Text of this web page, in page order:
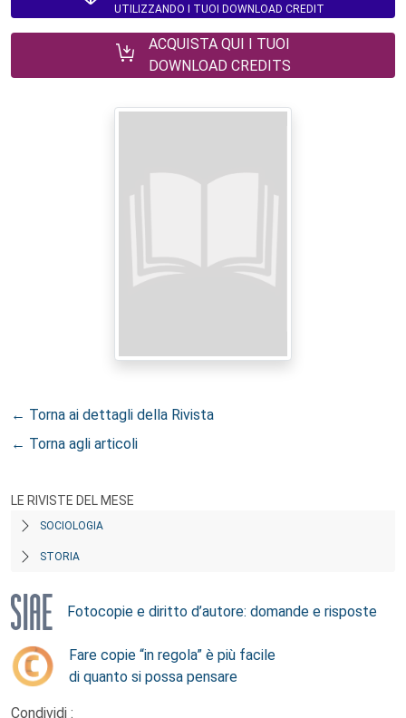
UTILIZZANDO I TUOI DOWNLOAD CREDIT
ACQUISTA QUI I TUOI
DOWNLOAD CREDITS
← Torna ai dettagli della Rivista
← Torna agli articoli
LE RIVISTE DEL MESE
SOCIOLOGIA
STORIA
Fotocopie e diritto d’autore: domande e risposte
Fare copie “in regola” è più facile
di quanto si possa pensare
Condividi :